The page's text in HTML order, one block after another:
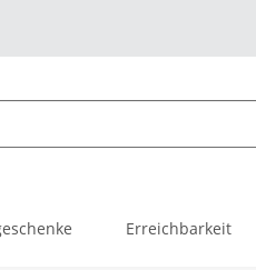
Erreichbarkeit